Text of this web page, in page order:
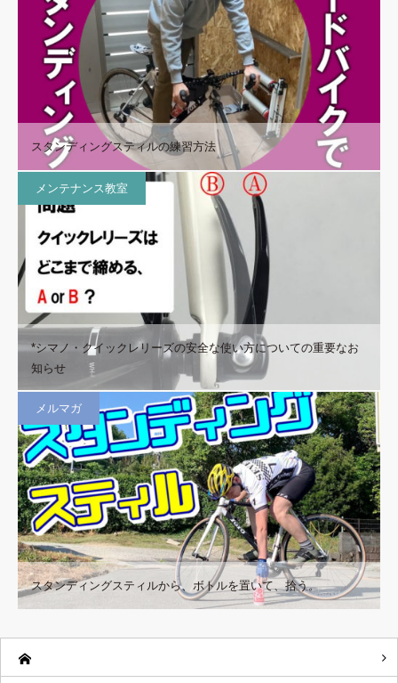
スタンディングスティルの練習方法
メンテナンス教室
*シマノ・クイックレリーズの安全な使い方についての重要なお
知らせ
メルマガ
スタンディングスティルから、ボトルを置いて、拾う。